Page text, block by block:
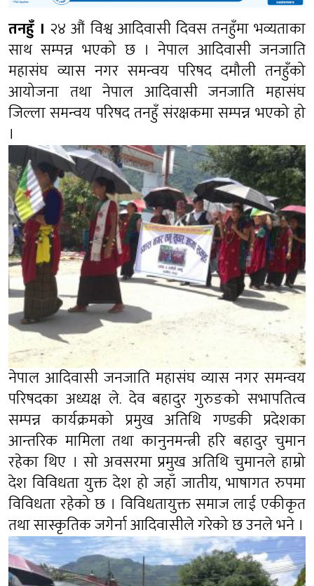
तनहुँ । २४ औं विश्व आदिवासी दिवस तनहुँमा भव्यताका
साथ सम्पन्न भएको छ । नेपाल आदिवासी जनजाति
महासंघ व्यास नगर समन्वय परिषद दमौली तनहुँको
आयोजना तथा नेपाल आदिवासी जनजाति महासंघ
जिल्ला समन्वय परिषद तनहुँ संरक्षकमा सम्पन्न भएको हो
।
नेपाल आदिवासी जनजाति महासंघ व्यास नगर समन्वय
परिषदका अध्यक्ष ले. देव बहादुर गुरुङको सभापतित्व
सम्पन्न कार्यक्रमको प्रमुख अतिथि गण्डकी प्रदेशका
आन्तरिक मामिला तथा कानुनमन्त्री हरि बहादुर चुमान
रहेका थिए । सो अवसरमा प्रमुख अतिथि चुमानले हाम्रो
देश विविधता युक्त देश हो जहाँ जातीय, भाषागत रुपमा
विविधता रहेको छ । विविधतायुक्त समाज लाई एकीकृत
तथा सास्कृतिक जगेर्ना आदिवासीले गरेको छ उनले भने ।